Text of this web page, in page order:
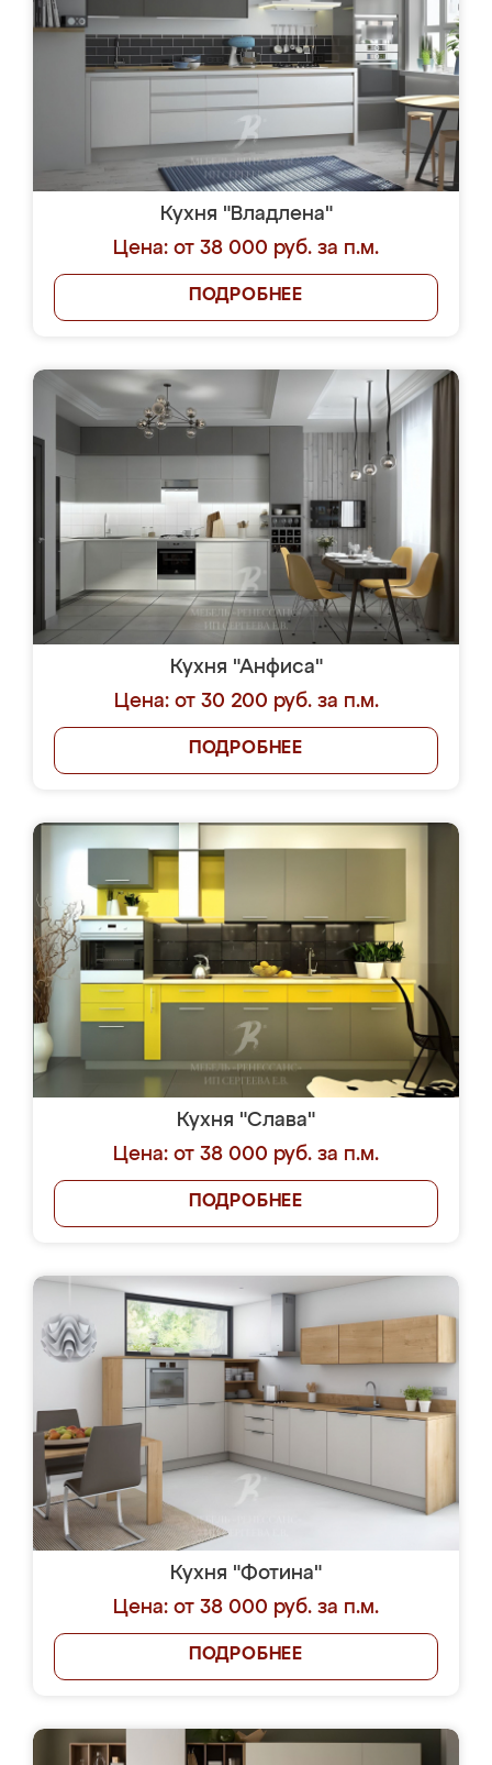
Кухня "Владлена"
Цена: от 38 000 руб. за п.м.
ПОДРОБНЕЕ
Кухня "Анфиса"
Цена: от 30 200 руб. за п.м.
ПОДРОБНЕЕ
Кухня "Слава"
Цена: от 38 000 руб. за п.м.
ПОДРОБНЕЕ
Кухня "Фотина"
Цена: от 38 000 руб. за п.м.
ПОДРОБНЕЕ